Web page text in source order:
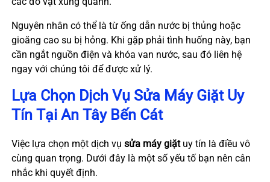
Nguyên nhân có thể là từ ống dẫn nước bị thủng hoặc
gioăng cao su bị hỏng. Khi gặp phải tình huống này, bạn
cần ngắt nguồn điện và khóa van nước, sau đó liên hệ
ngay với chúng tôi để được xử lý.
Lựa Chọn Dịch Vụ Sửa Máy Giặt Uy
Tín Tại An Tây Bến Cát
Việc lựa chọn một dịch vụ sửa máy giặtuy tín là điều vô
cùng quan trọng. Dưới đây là một số yếu tố bạn nên cân
nhắc khi quyết định.